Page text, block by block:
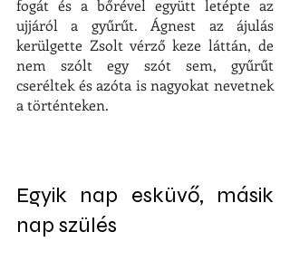
fogát és a bőrével együtt letépte az
ujjáról a gyűrűt. Ágnest az ájulás
kerülgette Zsolt vérző keze láttán, de
nem szólt egy szót sem, gyűrűt
cseréltek és azóta is nagyokat nevetnek
a történteken.
Egyik nap esküvő, másik
nap szülés